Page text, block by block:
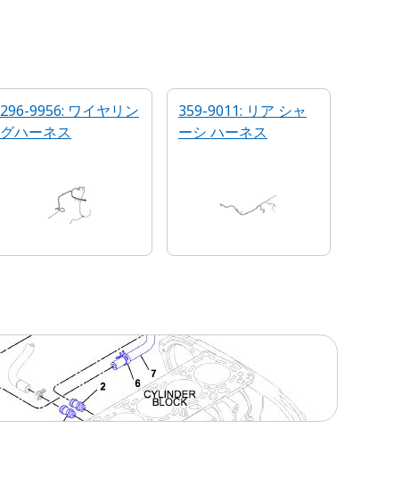
296-9956: ワイヤリン
グハーネス
359-9011: リア シャ
ーシ ハーネス